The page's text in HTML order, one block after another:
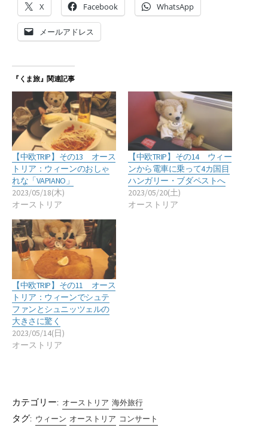
X Facebook WhatsApp
メールアドレス
『くま旅』関連記事
【中欧TRIP】その13 オース
トリア：ウィーンのおしゃ
れな「VAPIANO」
2023/05/18(木)
オーストリア
【中欧TRIP】その14 ウィー
ンから電車に乗って4カ国目
ハンガリー・ブダペストへ
2023/05/20(土)
オーストリア
【中欧TRIP】その11 オース
トリア：ウィーンでシュテ
ファンとシュニッツェルの
大きさに驚く
2023/05/14(日)
オーストリア
カテゴリー: オーストリア 海外旅行
タグ: ウィーン オーストリア コンサート